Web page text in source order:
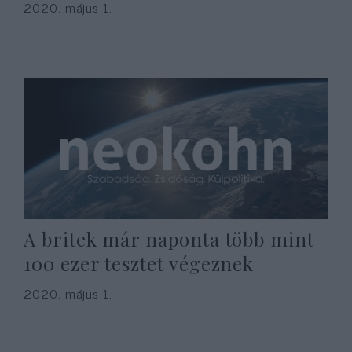
2020. május 1.
A britek már naponta több mint
100 ezer tesztet végeznek
2020. május 1.